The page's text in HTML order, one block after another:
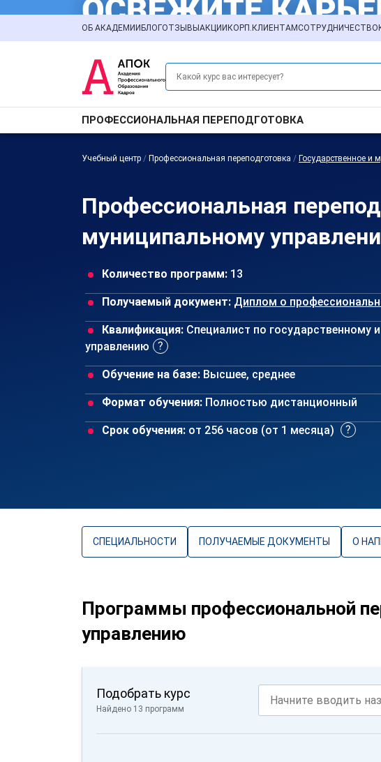
ОБ АКАДЕМИИ БЛОГОТЗЫВЫ АКЦИИ КОРП.КЛИЕНТАМСОТРУДНИЧЕСТВО
ПРОФЕССИОНАЛЬНАЯ ПЕРЕПОДГОТОВКА
Учебный центр / Профессиональная переподготовка / Государственное и
Профессиональная
муниципальному
Количество программ: 13
Получаемый документ: Диплом о
Квалификация: Специалист по государственному
управлению
Обучение на базе: Высшее, среднее
Формат обучения: Полностью дистанционный
Срок обучения: от 256 часов (от 1 месяца)
СПЕЦИАЛЬНОСТИ ПОЛУЧАЕМЫЕ ДОКУМЕНТЫ О
Программы профессиональной
управлению
Подобрать курс
Найдено 13 программ